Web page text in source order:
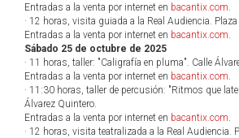
Entradas a la venta por internet en bacantix.com.
· 12 horas, visita guiada a la Real Audiencia.
Entradas a la venta por internet en bacantix.com.
Sábado 25 de octubre de 2025
· 11 horas, taller: "Caligrafía en pluma". Calle
Entradas a la venta por internet en bacantix.com.
· 11:30 horas, taller de percusión: "Ritmos que
Álvarez Quintero.
Entradas a la venta por internet en bacantix.com.
· 12 horas, visita teatralizada a la Real Audiencia.